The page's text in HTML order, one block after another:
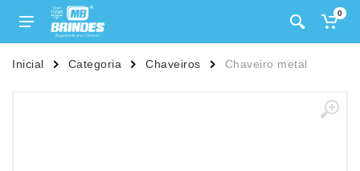
0
Inicial Categoria Chaveiros Chaveiro metal